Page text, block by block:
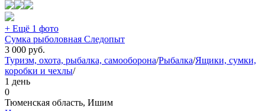
+ Ещё 1 фото
Сумка рыболовная Следопыт
3 000 руб.
Туризм, охота, рыбалка, самооборона/Рыбалка/Ящики, сумки,
коробки и чехлы/
1 день
0
Тюменская область, Ишим